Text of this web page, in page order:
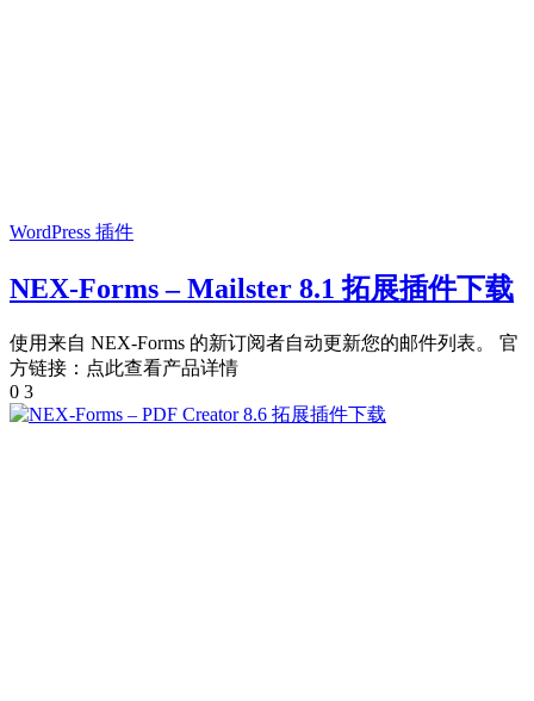
WordPress 插件
NEX-Forms – Mailster 8.1 拓展插件下载
使用来自 NEX-Forms 的新订阅者自动更新您的邮件列表。 官
方链接：点此查看产品详情
0 3